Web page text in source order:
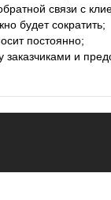
связи с
будет сократить;
постоянно;
и